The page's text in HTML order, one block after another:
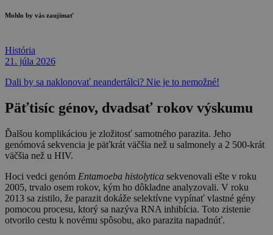
Mohlo by vás zaujímať
História
21. júla 2026
Dali by sa naklonovať neandertálci? Nie je to nemožné!
Päťtisíc génov, dvadsať rokov výskumu
Ďalšou komplikáciou je zložitosť samotného parazita. Jeho
genómová sekvencia je päťkrát väčšia než u salmonely a 2 500-krát
väčšia než u HIV.
Hoci vedci genóm Entamoeba histolytica sekvenovali ešte v roku
2005, trvalo osem rokov, kým ho dôkladne analyzovali. V roku
2013 sa zistilo, že parazit dokáže selektívne vypínať vlastné gény
pomocou procesu, ktorý sa nazýva RNA inhibícia. Toto zistenie
otvorilo cestu k novému spôsobu, ako parazita napadnúť.